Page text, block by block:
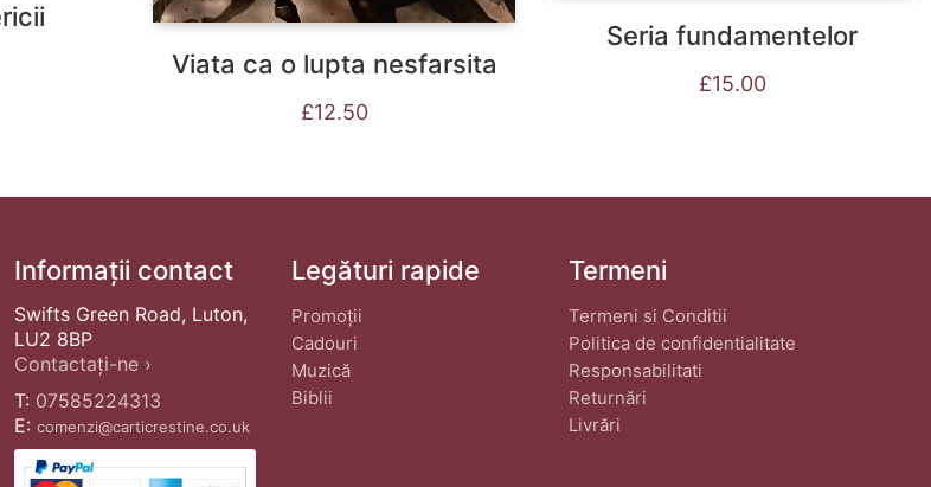
Viata ca o lupta nesfarsita
£12.50
Seria fundamentelor
£15.00
Informații contact
Swifts Green Road, Luton,
LU2 8BP
Contactați-ne ›
T: 07585224313
E: comenzi@carticrestine.co.uk
Legături rapide
Promoții
Cadouri
Muzică
Biblii
Termeni
Termeni si Conditii
Politica de confidentialitate
Responsabilitati
Returnări
Livrări